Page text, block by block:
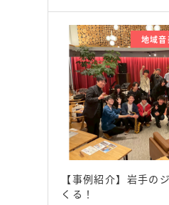
地域
【事例紹介】岩手の
くる！